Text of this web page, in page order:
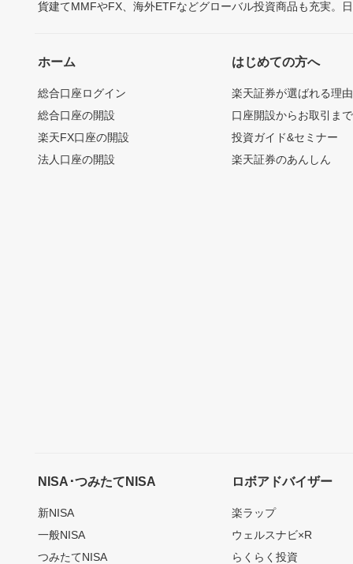
貨建てMMFやFX、海外ETFなどグローバル投資商品も充実。
ホーム
総合口座ログイン
総合口座の開設
楽天FX口座の開設
法人口座の開設
はじめての方へ
楽天証券が選ばれる理由
口座開設からお取引ま
投資ガイド&セミナー
楽天証券のあんしん
NISA･つみたてNISA
新NISA
一般NISA
つみたてNISA
ロボアドバイザー
楽ラップ
ウェルスナビ×R
らくらく投資